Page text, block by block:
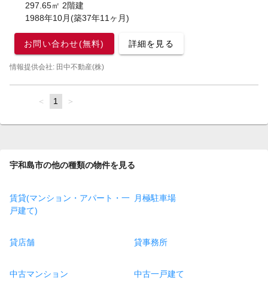
297.65㎡ 2階建
1988年10月(築37年11ヶ月)
お問い合わせ(無料) 詳細を見る
情報提供会社: 田中不動産(株)
page
You're
page
1 page
宇和島市の他の種類の物件を見る
賃貸(マンション・アパート・一
戸建て)
月極駐車場
貸店舗 貸事務所
中古マンション 中古一戸建て